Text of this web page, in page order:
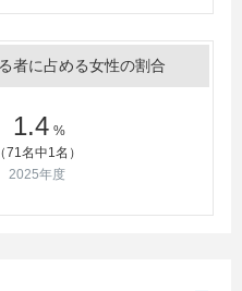
者に占める女性の割合
1.4 %
（71名中1名）
2025年度